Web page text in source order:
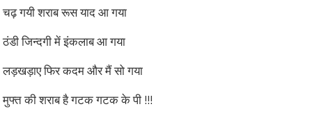
चढ़ गयी शराब रूस याद आ गया
ठंडी जिन्दगी में इंकलाब आ गया
लड़खड़ाए फिर कदम और मैं सो गया
मुफ्त की शराब है गटक गटक के पी !!!